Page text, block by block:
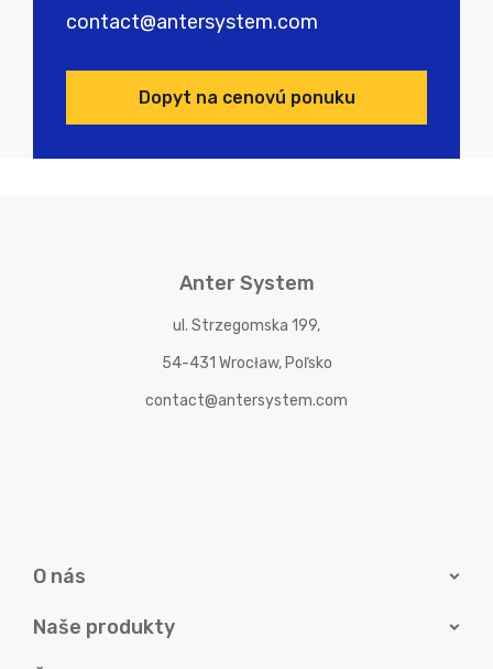
contact@antersystem.com
Dopyt na cenovú ponuku
Anter System
ul. Strzegomska 199,
54-431 Wrocław, Poľsko
contact@antersystem.com
O nás
Naše produkty